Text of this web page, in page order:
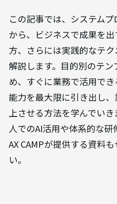
この記事では、システム
から、ビジネスで成果を
方、さらには実践的なテ
解説します。目的別のテ
め、すぐに業務で活用で
能力を最大限に引き出し
上させる方法を学んでい
人でのAI活用や体系的な研
AX CAMPが提供する資料
い。